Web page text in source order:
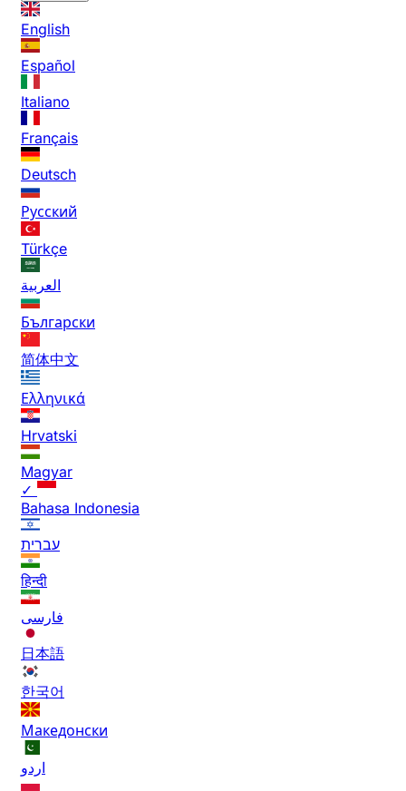
English
Español
Italiano
Français
Deutsch
Русский
Türkçe
العربية
Български
简体中文
Ελληνικά
Hrvatski
Magyar
✓
Bahasa Indonesia
עברית
हिन्दी
فارسی
日本語
한국어
Македонски
اردو